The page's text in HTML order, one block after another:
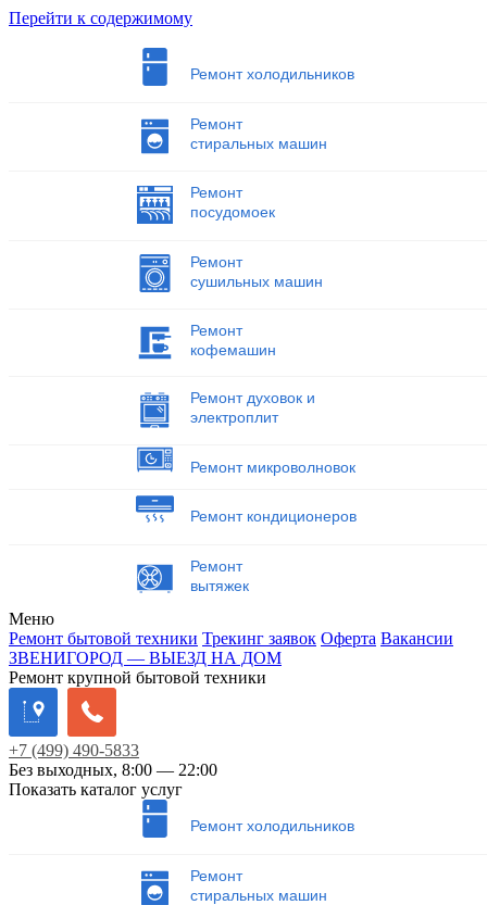
Перейти к содержимому
Ремонт холодильников
Ремонт
стиральных машин
Ремонт
посудомоек
Ремонт
сушильных машин
Ремонт
кофемашин
Ремонт духовок и
электроплит
Ремонт микроволновок
Ремонт кондиционеров
Ремонт
вытяжек
Меню
Ремонт бытовой техники Трекинг заявок Оферта Вакансии
ЗВЕНИГОРОД — ВЫЕЗД НА ДОМ
Ремонт крупной бытовой техники
+7 (499) 490-5833
Без выходных, 8:00 — 22:00
Показать каталог услуг
Ремонт холодильников
Ремонт
стиральных машин